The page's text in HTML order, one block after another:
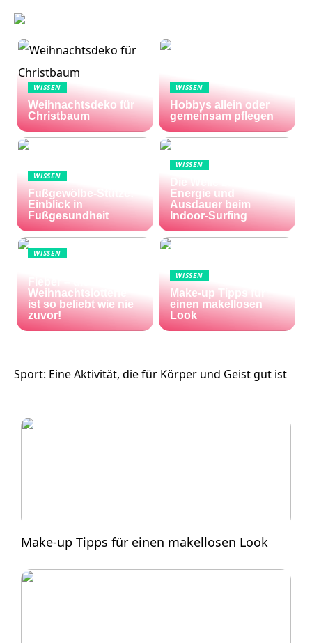
WISSEN
Weihnachtsdeko für
Christbaum
WISSEN
Hobbys allein oder
gemeinsam pflegen
WISSEN
Fußgewölbe-Stütze:
Einblick in
Fußgesundheit
WISSEN
Die Welle zu Hause:
Energie und
Ausdauer beim
Indoor-Surfing
WISSEN
Fieber – die El Gordo
Weihnachtslotterie
ist so beliebt wie nie
zuvor!
WISSEN
Make-up Tipps für
einen makellosen
Look
Sport: Eine Aktivität, die für Körper und Geist gut ist
Make-up Tipps für einen makellosen Look